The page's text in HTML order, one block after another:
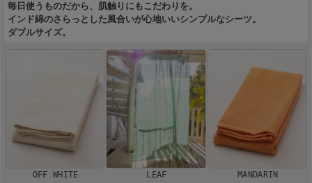
毎日使うものだから、肌触りにもこだわりを。
インド綿のさらっとした風合いが心地いいシンプルなシーツ。
ダブルサイズ。
OFF WHITE LEAF MANDARIN